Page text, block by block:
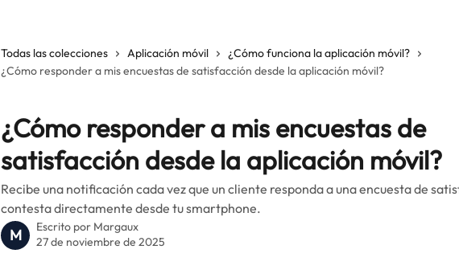
Todas las colecciones Aplicación móvil
¿Cómo funciona la aplicación móvil?
¿Cómo responder a mis encuestas de satisfacción desde la aplicación móvil?
¿Cómo responder a mis encuestas de
satisfacción desde la aplicación móvil?
Recibe una notificación cada vez que un cliente responda a una encuesta de
contesta directamente desde tu smartphone.
M Escrito por Margaux
27 de noviembre de 2025